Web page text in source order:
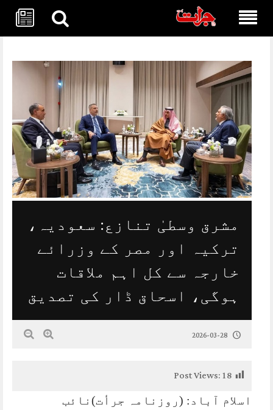
مشرق وسطیٰ تنازع: سعودیہ،
ترکیہ اور مصر کے وزرائے
خارجہ سے کل اہم ملاقات
ہوگی، اسحاق ڈار کی تصدیق
2026-03-28
Post Views:18
اسلام آباد: (روزنامہ جرأت)نائب